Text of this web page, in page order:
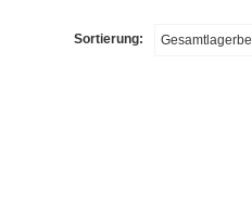
Sortierung: